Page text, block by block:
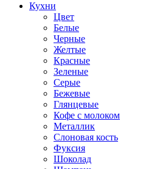
Кухни
Цвет
Белые
Черные
Желтые
Красные
Зеленые
Серые
Бежевые
Глянцевые
Кофе с молоком
Металлик
Слоновая кость
Фуксия
Шоколад